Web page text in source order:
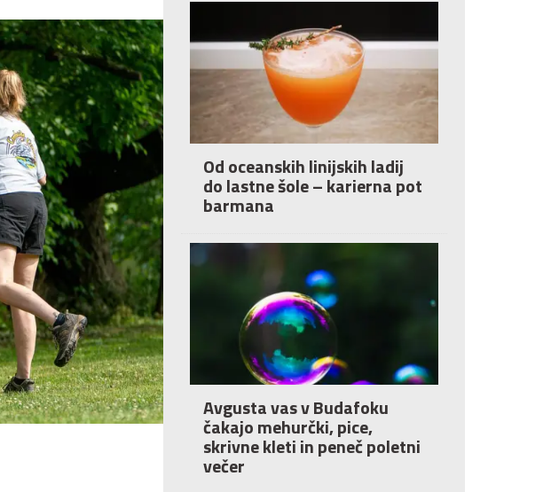
Od oceanskih linijskih ladij
do lastne šole – karierna pot
barmana
Avgusta vas v Budafoku
čakajo mehurčki, pice,
skrivne kleti in peneč poletni
večer